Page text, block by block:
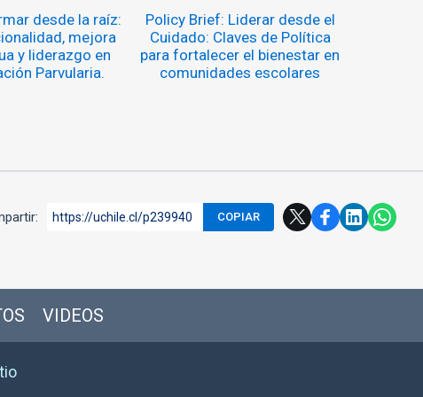
desde la raíz:
mejora
y liderazgo en
Parvularia.
Policy Brief: Liderar desde el
Cuidado: Claves de Política
para fortalecer el bienestar en
comunidades escolares
https://uchile.cl/p239940 COPIAR
VIDEOS